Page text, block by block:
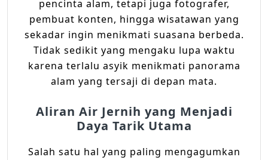
pencinta alam, tetapi juga fotografer,
pembuat konten, hingga wisatawan yang
sekadar ingin menikmati suasana berbeda.
Tidak sedikit yang mengaku lupa waktu
karena terlalu asyik menikmati panorama
alam yang tersaji di depan mata.
Aliran Air Jernih yang Menjadi
Daya Tarik Utama
Salah satu hal yang paling mengagumkan